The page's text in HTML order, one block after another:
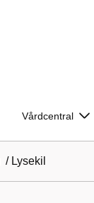
Vårdcentral
/ Lysekil